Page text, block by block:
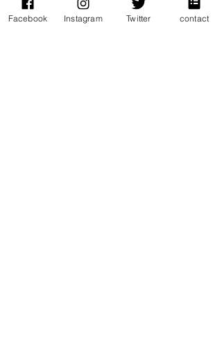
※株式会社ナチュラルリード「バルクフ
ーズ®」は、川崎市の脱炭素戦略「かわ
Facebook Instagram Twitter contact